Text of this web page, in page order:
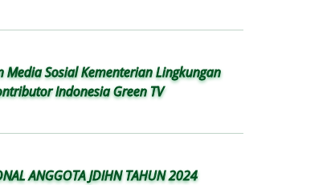
Media Sosial Kementerian Lingkungan
Indonesia Green TV
ANGGOTA JDIHN TAHUN 2024